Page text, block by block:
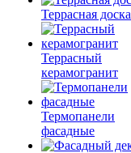
Террасная доска
Террасный
керамогранит
Термопанели
фасадные